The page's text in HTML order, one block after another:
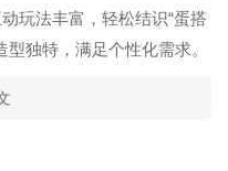
玩法丰富，轻松结识“蛋搭
独特，满足个性化需求。